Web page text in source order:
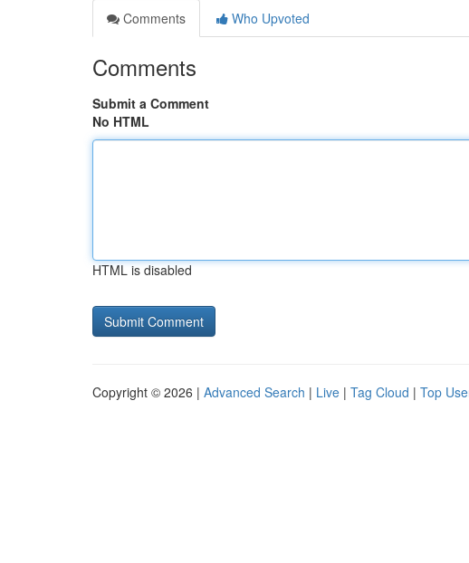
Comments
Who Upvoted
Comments
Submit a Comment
No HTML
HTML is disabled
Copyright © 2026 | Advanced Search | Live | Tag Cloud | Top